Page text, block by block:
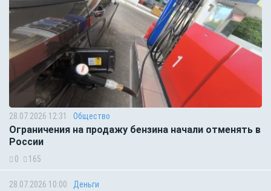
28.07.2026 12:31 Общество
Ограничения на продажу бензина начали отменять в
России
0 165
28.07.2026 10:00 Деньги